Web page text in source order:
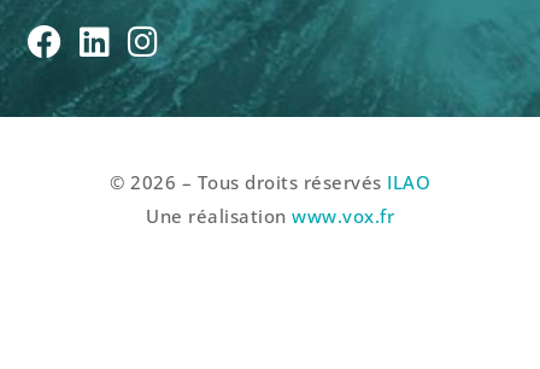
© 2026 – Tous droits réservés ILAO
Une réalisation www.vox.fr